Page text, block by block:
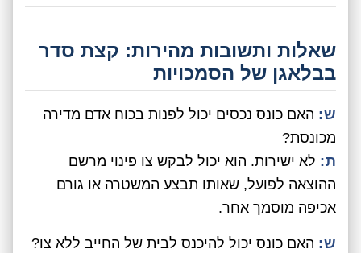
שאלות ותשובות מהירות: קצת סדר
בבלאגן של הסמכויות
ש: האם כונס נכסים יכול לפנות בכוח אדם מדירה
מכונסת?
ת: לא ישירות. הוא יכול לבקש צו פינוי מרשם
ההוצאה לפועל, שאותו תבצע המשטרה או גורם
אכיפה מוסמך אחר.
ש: האם כונס יכול להיכנס לבית של החייב ללא צו?